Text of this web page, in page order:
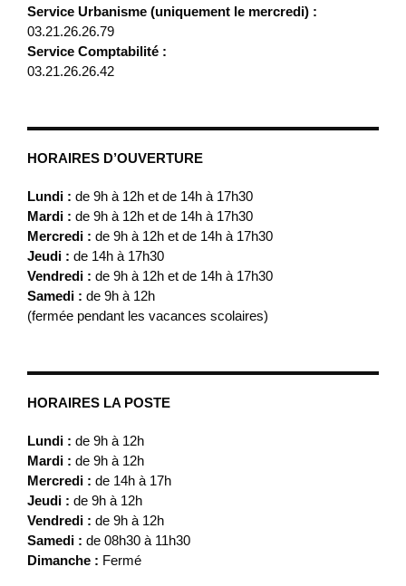
Service Urbanisme (uniquement le mercredi) :
03.21.26.26.79
Service Comptabilité :
03.21.26.26.42
HORAIRES D’OUVERTURE
Lundi : de 9h à 12h et de 14h à 17h30
Mardi : de 9h à 12h et de 14h à 17h30
Mercredi : de 9h à 12h et de 14h à 17h30
Jeudi : de 14h à 17h30
Vendredi : de 9h à 12h et de 14h à 17h30
Samedi : de 9h à 12h
(fermée pendant les vacances scolaires)
HORAIRES LA POSTE
Lundi : de 9h à 12h
Mardi : de 9h à 12h
Mercredi : de 14h à 17h
Jeudi : de 9h à 12h
Vendredi : de 9h à 12h
Samedi : de 08h30 à 11h30
Dimanche : Fermé